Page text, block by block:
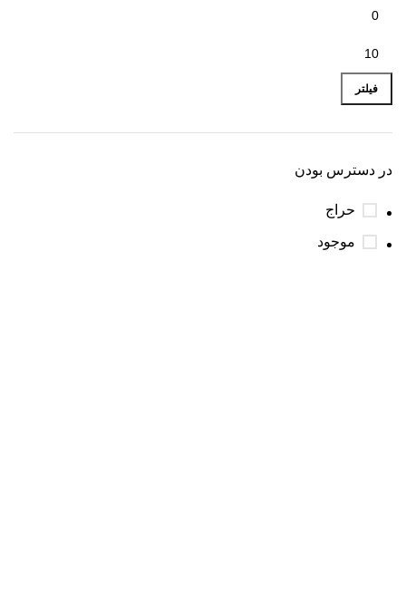
فیلتر
در دسترس بودن
حراج
موجود